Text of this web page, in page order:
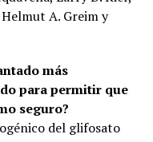
A. Greim y
más
para permitir que
seguro?
del glifosato